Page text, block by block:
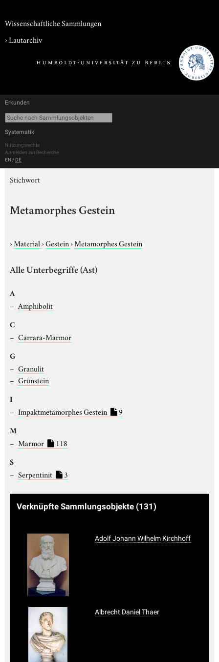
Wissenschaftliche Sammlungen
›Lautarchiv
Erkunden
Systematik
Nutzungsrechte
Anmelden zur Recherche
EN / DE
Stichwort
Metamorphes Gestein
›Material›Gestein›Metamorphes Gestein
Alle Unterbegriffe (Ast)
A
Amphibolit
C
Carrara-Marmor
G
Granulit
Grünstein
I
Impaktmetamorphes Gestein 9
M
Marmor 118
S
Serpentinit 3
Verknüpfte Sammlungsobjekte (131)
Adolf Johann Wilhelm Kirchhoff
Albrecht Daniel Thaer